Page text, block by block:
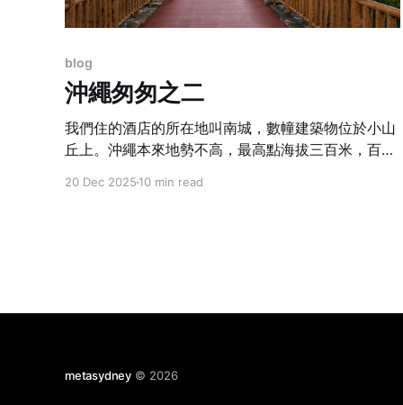
blog
沖繩匆匆之二
我們住的酒店的所在地叫南城，數幢建築物位於小山
丘上。沖繩本來地勢不高，最高點海拔三百米，百分
20 Dec 2025 10 min read
metasydney © 2026